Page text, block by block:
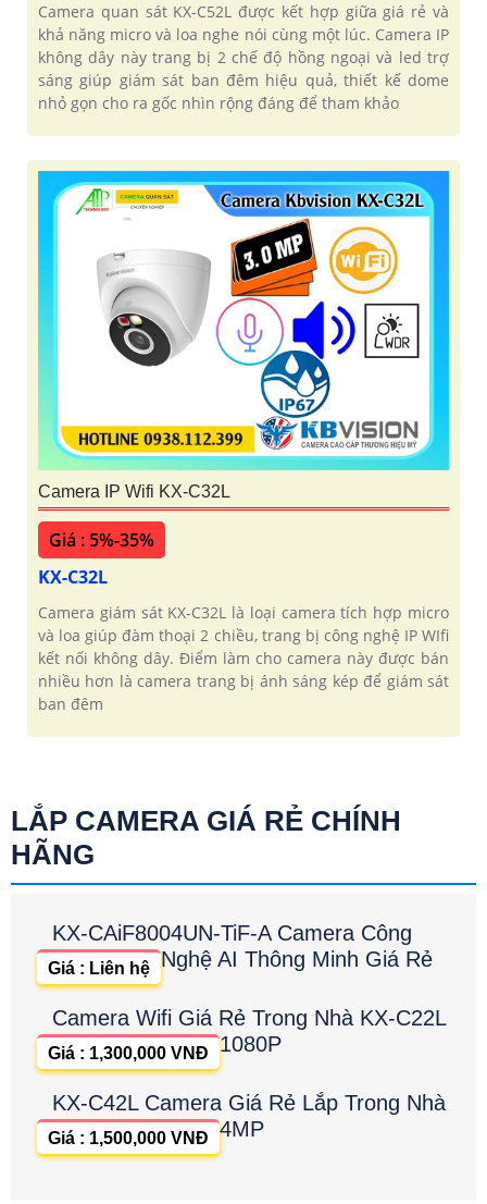
Camera quan sát KX-C52L được kết hợp giữa giá rẻ và
khả năng micro và loa nghe nói cùng một lúc. Camera IP
không dây này trang bị 2 chế độ hồng ngoại và led trợ
sáng giúp giám sát ban đêm hiệu quả, thiết kế dome
nhỏ gọn cho ra gốc nhìn rộng đáng để tham khảo
Camera IP Wifi KX-C32L
Giá : 5%-35%
KX-C32L
Camera giám sát KX-C32L là loại camera tích hợp micro
và loa giúp đàm thoại 2 chiều, trang bị công nghệ IP WIfi
kết nối không dây. Điểm làm cho camera này được bán
nhiều hơn là camera trang bị ánh sáng kép để giám sát
ban đêm
LẮP CAMERA GIÁ RẺ CHÍNH
HÃNG
KX-CAiF8004UN-TiF-A Camera Công
Nghệ AI Thông Minh Giá Rẻ
Giá : Liên hệ
Camera Wifi Giá Rẻ Trong Nhà KX-C22L
1080P
Giá : 1,300,000 VNĐ
KX-C42L Camera Giá Rẻ Lắp Trong Nhà
4MP
Giá : 1,500,000 VNĐ